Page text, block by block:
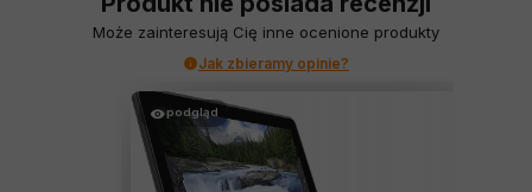
Może zainteresują Cię inne ocenione produkty
Jak zbieramy opinie?
podgląd